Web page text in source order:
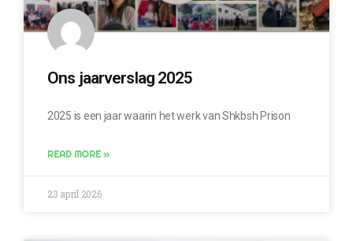
Ons jaarverslag 2025
2025 is een jaar waarin het werk van Shkbsh Prison
READ MORE »
23 april 2026